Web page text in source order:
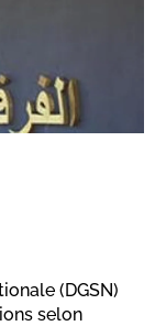
(DGSN)
selon